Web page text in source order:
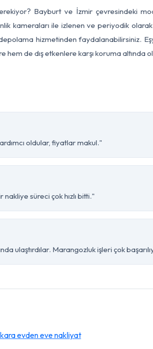
Bayburt ve İzmir çevresindeki
kameraları ile izlenen ve periyodik
hizmetinden faydalanabilirsiniz.
de dış etkenlere karşı koruma altında
oldular, fiyatlar makul."
süreci çok hızlı bitti."
ulaştırdılar. Marangozluk işleri çok
evden eve nakliyat